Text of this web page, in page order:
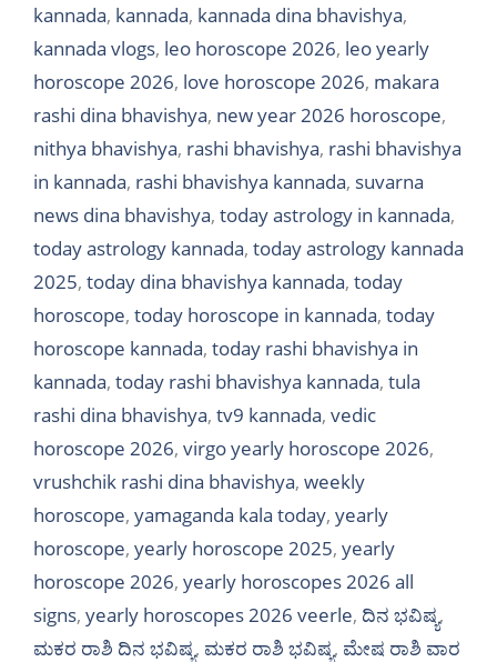
kannada, kannada, kannada dina bhavishya,
kannada vlogs, leo horoscope 2026, leo yearly
horoscope 2026, love horoscope 2026, makara
rashi dina bhavishya, new year 2026 horoscope,
nithya bhavishya, rashi bhavishya, rashi bhavishya
in kannada, rashi bhavishya kannada, suvarna
news dina bhavishya, today astrology in kannada,
today astrology kannada, today astrology kannada
2025, today dina bhavishya kannada, today
horoscope, today horoscope in kannada, today
horoscope kannada, today rashi bhavishya in
kannada, today rashi bhavishya kannada, tula
rashi dina bhavishya, tv9 kannada, vedic
horoscope 2026, virgo yearly horoscope 2026,
vrushchik rashi dina bhavishya, weekly
horoscope, yamaganda kala today, yearly
horoscope, yearly horoscope 2025, yearly
horoscope 2026, yearly horoscopes 2026 all
signs, yearly horoscopes 2026 veerle, ದಿನ ಭವಿಷ್ಯ,
ಮಕರ ರಾಶಿ ದಿನ ಭವಿಷ್ಯ, ಮಕರ ರಾಶಿ ಭವಿಷ್ಯ, ಮೇಷ ರಾಶಿ ವಾರ